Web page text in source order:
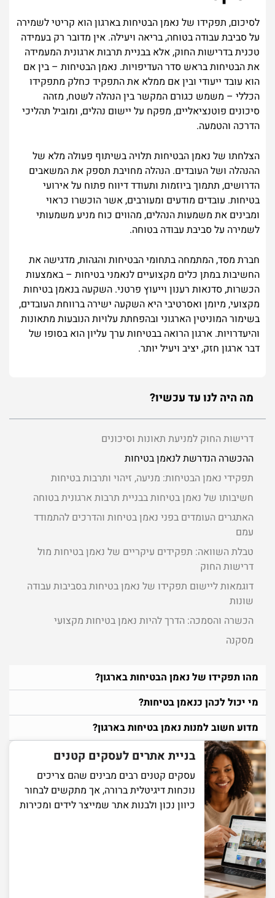
לסיכום, תפקידו של נאמן הבטיחות בארגון הוא קריטי לשמירה
על סביבת עבודה בטוחה, בריאה ויעילה. אין מדובר רק בעמידה
טכנית בדרישות החוק, אלא בבניית תרבות ארגונית המעמידה
את הבטיחות בראש סדר העדיפויות. נאמן הבטיחות – בין אם
הוא עובד ייעודי ובין אם ממלא את התפקיד כחלק מתפקידו
הכללי – משמש כגורם המקשר בין הנהלה לשטח, מזהה
סיכונים פוטנציאליים, מפקח על יישום נהלים, ומוביל תהליכי
הדרכה והטמעה.
הצלחתו של נאמן הבטיחות תלויה בשיתוף פעולה מלא של
ההנהלה ושל העובדים. הנהלה מחויבת תספק את המשאבים
הדרושים, תתמוך ביוזמות ותעודד דיווח פתוח על אירועי
בטיחות. עובדים מודעים ומעורבים, אשר הוכשרו כראוי
ומבינים את משמעות הנהלים, מהווים כוח מניע משמעותי
לשמירה על סביבת עבודה בטוחה.
חברת מסד, המתמחה בתחומי הבטיחות והגהות, מדגישה את
החשיבות במתן כלים מקצועיים לנאמני בטיחות – באמצעות
הכשרות, סדנאות רענון וייעוץ פרטני. השקעה בנאמן בטיחות
מקצועי, מיומן ואסרטיבי היא השקעה ישירה ברווחת העובדים,
בשימור המוניטין הארגוני ובהפחתת עלויות הנובעות מתאונות
והיעדרויות. ארגון הרואה בבטיחות ערך עליון הוא בסופו של
דבר ארגון חזק, יציב ויעיל יותר.
מה היה לנו עד עכשיו?
דרישות החוק למניעת תאונות וסיכונים
ההכשרה הנדרשת לנאמן בטיחות
תפקידי נאמן הבטיחות: מניעה, זיהוי ותרבות בטיחות
חשיבותו של נאמן בטיחות בבניית תרבות ארגונית בטוחה
האתגרים העומדים בפני נאמן בטיחות והדרכים להתמודד
עמם
טבלת השוואה: תפקידים עיקריים של נאמן בטיחות מול
דרישות החוק
דוגמאות ליישום תפקידו של נאמן בטיחות בסביבות עבודה
שונות
הכשרה והסמכה: הדרך להיות נאמן בטיחות מקצועי
מסקנה
מהו תפקידו של נאמן הבטיחות בארגון?
מי יכול לכהן כנאמן בטיחות?
מדוע חשוב למנות נאמן בטיחות בארגון?
בניית אתרים לעסקים קטנים
עסקים קטנים רבים מבינים שהם צריכים
נוכחות דיגיטלית ברורה, אך מתקשים לבחור
כיוון נכון ולבנות אתר שמייצר לידים ומכירות